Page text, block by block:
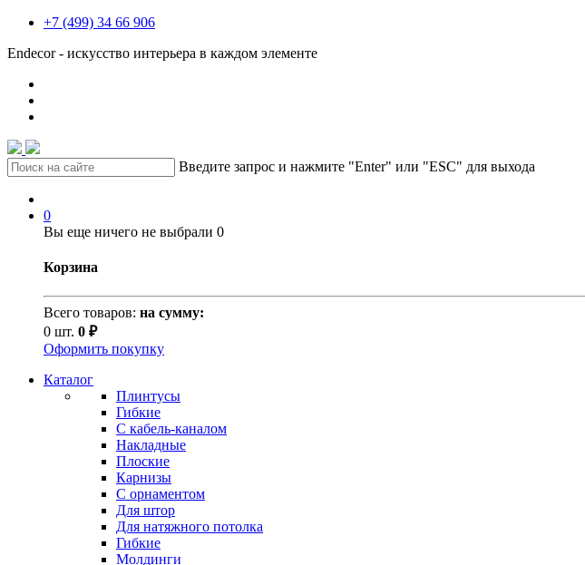
+7 (499) 34 66 906
Endecor - искусство интерьера в каждом элементе
Введите запрос и нажмите "Enter" или "ESC" для выхода
0
Вы еще ничего не выбрали 0
Корзина
Всего товаров: на сумму:
0 шт. 0 ₽
Оформить покупку
Каталог
Плинтусы
Гибкие
C кабель-каналом
Накладные
Плоские
Карнизы
С орнаментом
Для штор
Для натяжного потолка
Гибкие
Молдинги